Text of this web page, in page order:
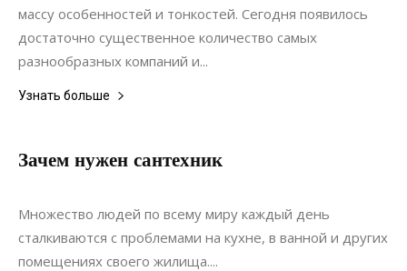
массу особенностей и тонкостей. Сегодня появилось
достаточно существенное количество самых
разнообразных компаний и...
Узнать больше
Зачем нужен сантехник
26.06.2020
Множество людей по всему миру каждый день
сталкиваются с проблемами на кухне, в ванной и других
помещениях своего жилища....